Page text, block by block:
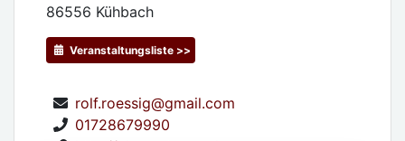
86556 Kühbach
Veranstaltungsliste >>
rolf.roessig@gmail.com
01728679990